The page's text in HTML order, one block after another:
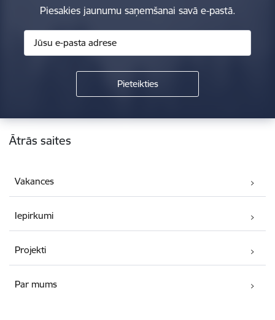
Piesakies jaunumu saņemšanai savā e-pastā.
Kājene
Ātrās saites
Vakances
Iepirkumi
Projekti
Par mums